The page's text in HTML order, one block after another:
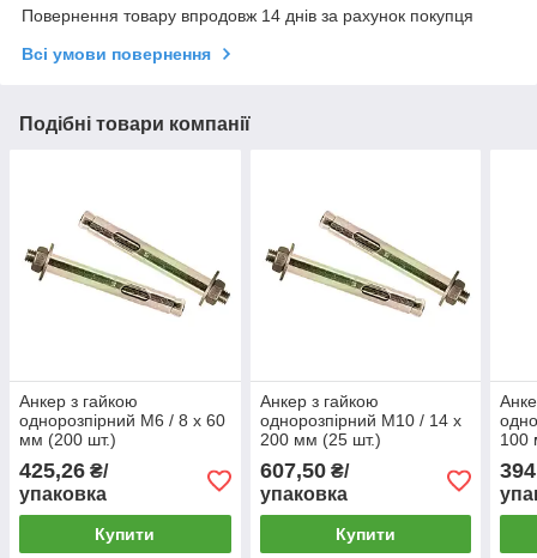
Повернення товару впродовж 14 днів за рахунок покупця
Всі умови повернення
Подібні товари компанії
Анкер з гайкою
однорозпірний M6 / 8 х 60
мм (200 шт.)
425,26 ₴/
упаковка
Купити
Анкер з гайкою
однорозпірний M10 / 14 х
200 мм (25 шт.)
607,50₴/
упаковка
Купити
100